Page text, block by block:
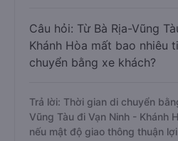
Câu hỏi: Từ Bà Rịa-Vũng
Khánh Hòa mất bao nhiêu
chuyển bằng xe khách?
Trả lời: Thời gian di chuyển
Vũng Tàu đi Vạn Ninh - Khánh
nếu mật độ giao thông thuận